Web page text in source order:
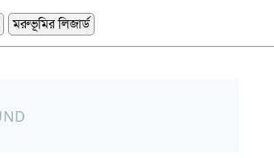
মরুভূমির লিজার্ড